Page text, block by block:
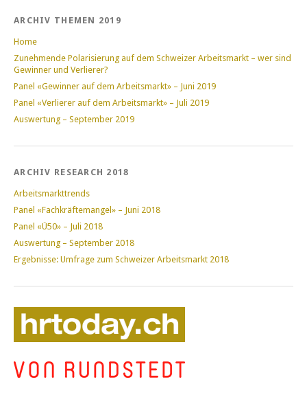
ARCHIV THEMEN 2019
Home
Zunehmende Polarisierung auf dem Schweizer Arbeitsmarkt – wer sind
Gewinner und Verlierer?
Panel «Gewinner auf dem Arbeitsmarkt» – Juni 2019
Panel «Verlierer auf dem Arbeitsmarkt» – Juli 2019
Auswertung – September 2019
ARCHIV RESEARCH 2018
Arbeitsmarkttrends
Panel «Fachkräftemangel» – Juni 2018
Panel «Ü50» – Juli 2018
Auswertung – September 2018
Ergebnisse: Umfrage zum Schweizer Arbeitsmarkt 2018